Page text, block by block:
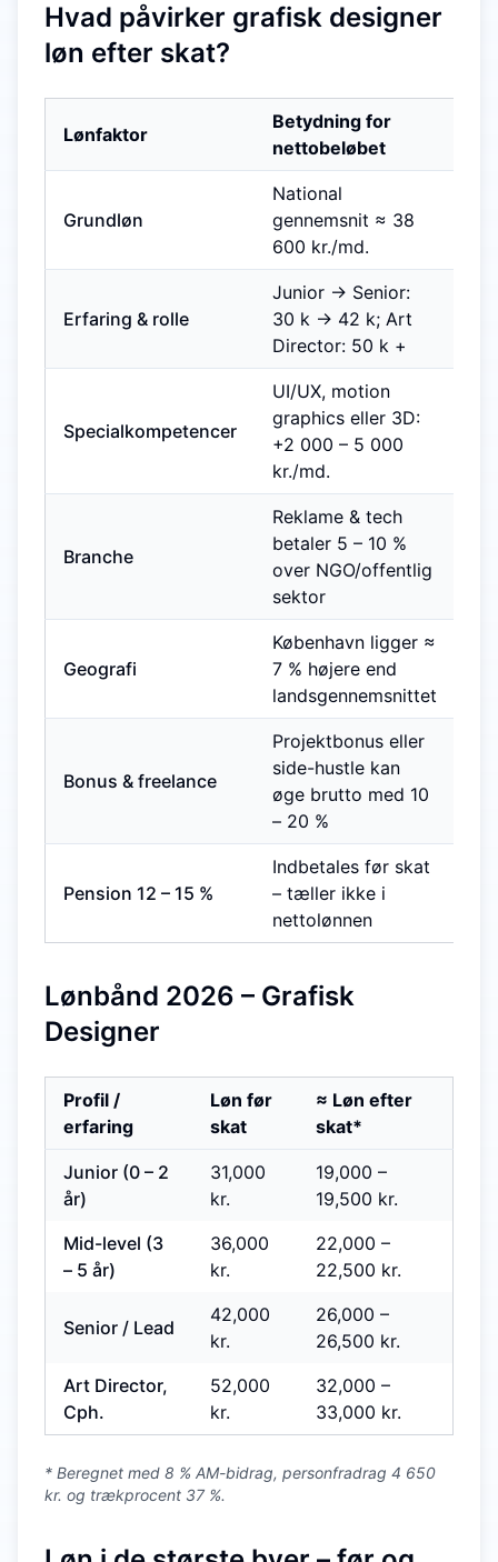
Hvad påvirker grafisk designer
løn efter skat?
Lønfaktor
Betydning for
nettobeløbet
Grundløn
National
gennemsnit ≈ 38
600 kr./md.
Erfaring & rolle
Junior → Senior:
30 k → 42 k; Art
Director: 50 k +
Specialkompetencer
UI/UX, motion
graphics eller 3D:
+2 000 – 5 000
kr./md.
Branche
Reklame & tech
betaler 5 – 10 %
over NGO/offentlig
sektor
Geografi
København ligger ≈
7 % højere end
landsgennemsnittet
Bonus & freelance
Projektbonus eller
side-hustle kan
øge brutto med 10
– 20 %
Pension 12 – 15 %
Indbetales før skat
– tæller ikke i
nettolønnen
Lønbånd 2026 – Grafisk
Designer
Profil /
erfaring
Løn før
skat
≈ Løn efter
skat*
Junior (0 – 2
år)
31,000
kr.
19,000 –
19,500 kr.
Mid-level (3
– 5 år)
36,000
kr.
22,000 –
22,500 kr.
Senior / Lead
42,000
kr.
26,000 –
26,500 kr.
Art Director,
Cph.
52,000
kr.
32,000 –
33,000 kr.
* Beregnet med 8 % AM-bidrag, personfradrag 4 650
kr. og trækprocent 37 %.